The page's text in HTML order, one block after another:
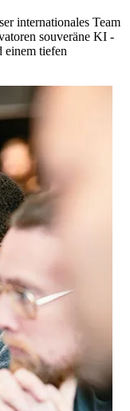
internationales Team
souveräne KI -
einem tiefen